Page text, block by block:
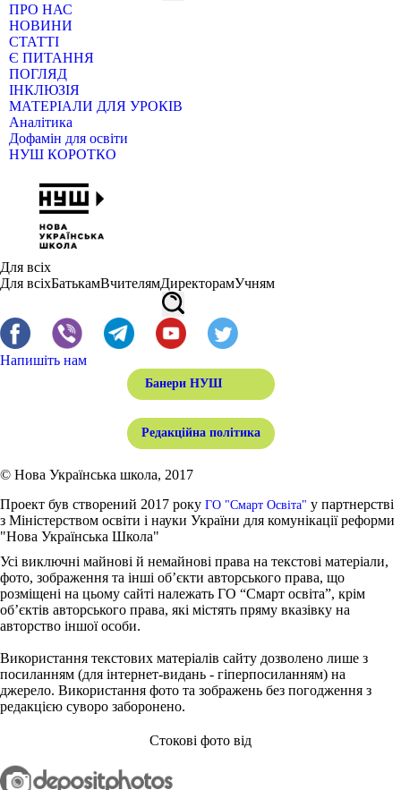
ПРО НАС
НОВИНИ
СТАТТІ
Є ПИТАННЯ
ПОГЛЯД
ІНКЛЮЗІЯ
МАТЕРІАЛИ ДЛЯ УРОКІВ
Аналітика
Дофамін для освіти
НУШ КОРОТКО
Для всіх
Для всіхБатькамВчителямДиректорамУчням
Напишіть нам
Банери НУШ
Редакційна політика
© Нова Українська школа, 2017
Проект був створений 2017 року ГО "Смарт Освіта" у партнерстві
з Міністерством освіти і науки України для комунікації реформи
"Нова Українська Школа"
Усі виключні майнові й немайнові права на текстові матеріали,
фото, зображення та інші об’єкти авторського права, що
розміщені на цьому сайті належать ГО “Смарт освіта”, крім
об’єктів авторського права, які містять пряму вказівку на
авторство іншої особи.
Використання текстових матеріалів сайту дозволено лише з
посиланням (для інтернет-видань - гіперпосиланням) на
джерело. Використання фото та зображень без погодження з
редакцією суворо заборонено.
Стокові фото від